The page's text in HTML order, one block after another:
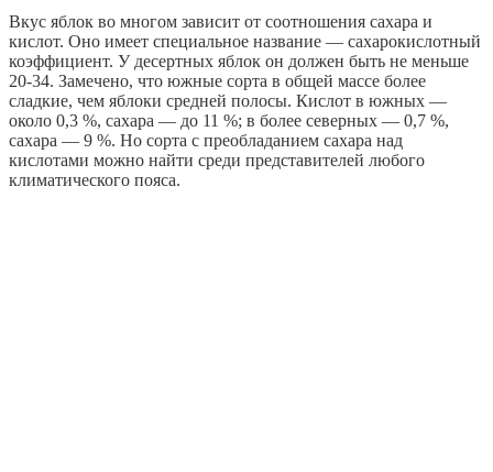
Вкус яблок во многом зависит от соотношения сахара и
кислот. Оно имеет специальное название — сахарокислотный
коэффициент. У десертных яблок он должен быть не меньше
20-34. Замечено, что южные сорта в общей массе более
сладкие, чем яблоки средней полосы. Кислот в южных —
около 0,3 %, сахара — до 11 %; в более северных — 0,7 %,
сахара — 9 %. Но сорта с преобладанием сахара над
кислотами можно найти среди представителей любого
климатического пояса.